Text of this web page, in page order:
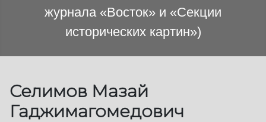
журнала «Восток» и «Секции
исторических картин»)
Селимов Мазай
Гаджимагомедович